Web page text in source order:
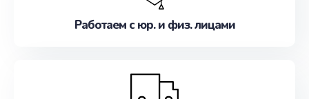
Работаем с юр. и физ. лицами